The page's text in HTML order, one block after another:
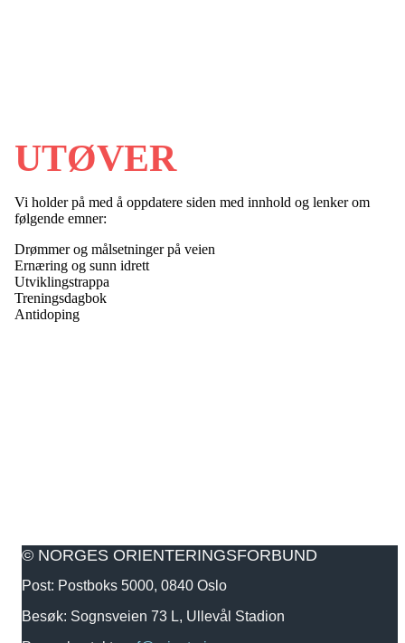
UTØVER
Vi holder på med å oppdatere siden med innhold og lenker om
følgende emner:
Drømmer og målsetninger på veien
Ernæring og sunn idrett
Utviklingstrappa
Treningsdagbok
Antidoping
© NORGES ORIENTERINGSFORBUND
Post: Postboks 5000, 0840 Oslo
Besøk: Sognsveien 73 L, Ullevål Stadion